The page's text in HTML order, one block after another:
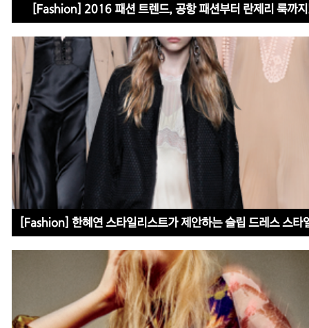
[Fashion] 2016 패션 트렌드, 공항 패션부터 란제리 룩까
[Fashion] 한혜연 스타일리스트가 제안하는 슬립 드레스 스타